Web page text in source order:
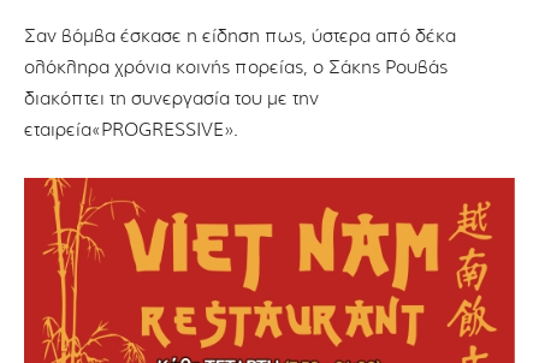
Σαν βόμβα έσκασε η είδηση πως, ύστερα από δέκα
ολόκληρα χρόνια κοινής πορείας, ο Σάκης Ρουβάς
διακόπτει τη συνεργασία του με την
εταιρεία«PROGRESSIVE».